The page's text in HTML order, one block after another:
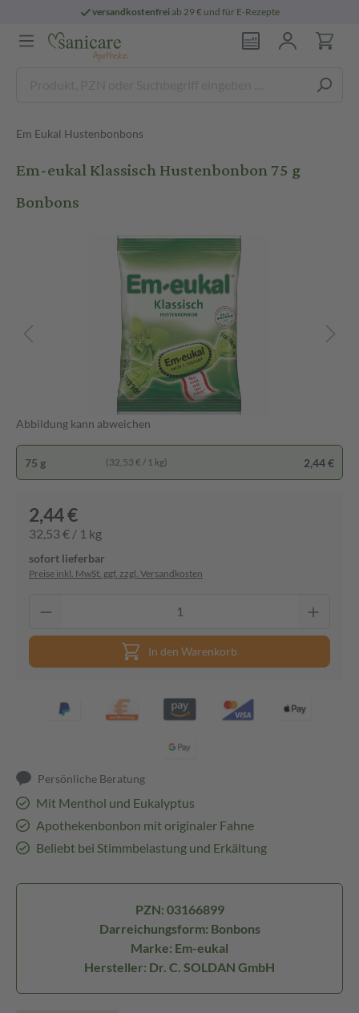
versandkostenfreiab 29 € und für E-Rezepte
Em Eukal Hustenbonbons
Em-eukal Klassisch Hustenbonbon 75 g
Bonbons
Abbildung kann abweichen
75 g (32,53 € / 1 kg) 2,44 €
2,44 €
32,53 € / 1 kg
sofort lieferbar
Preise inkl. MwSt. ggf. zzgl. Versandkosten
In den Warenkorb
Persönliche Beratung
Mit Menthol und Eukalyptus
Apothekenbonbon mit originaler Fahne
Beliebt bei Stimmbelastung und Erkältung
PZN: 03166899
Darreichungsform: Bonbons
Marke: Em-eukal
Hersteller: Dr. C. SOLDAN GmbH